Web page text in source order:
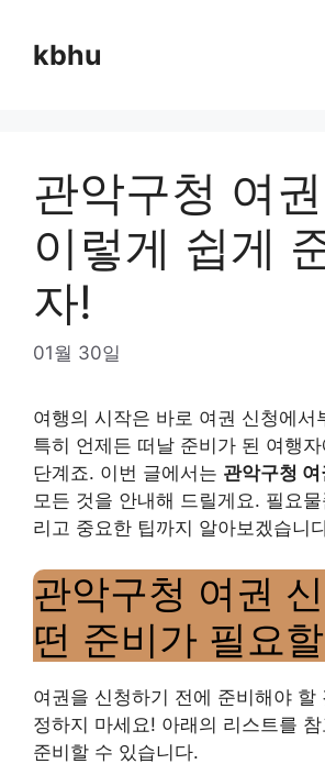
contentkbhu
관악구청 여
이렇게 쉽게
자!
01월 30일
여행의 시작은 바로 여권 신청에서
특히 언제든 떠날 준비가 된 여행
단계죠. 이번 글에서는 관악구청 여
모든 것을 안내해 드릴게요. 필요
리고 중요한 팁까지 알아보겠습니
관악구청 여권
떤 준비가 필요
여권을 신청하기 전에 준비해야 할
정하지 마세요! 아래의 리스트를
준비할 수 있습니다.